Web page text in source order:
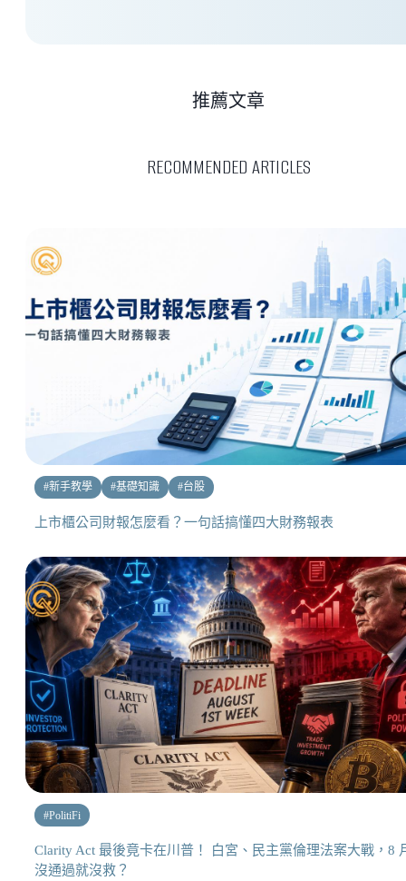
RECOMMENDED ARTICLES
推薦文章
#新手教學 #基礎知識 #台股
上市櫃公司財報怎麼看？一句話搞懂四大財務報表
#PolitiFi
Clarity Act 最後竟卡在川普！ 白宮、民主黨倫理法案大戰，8
沒通過就沒救？